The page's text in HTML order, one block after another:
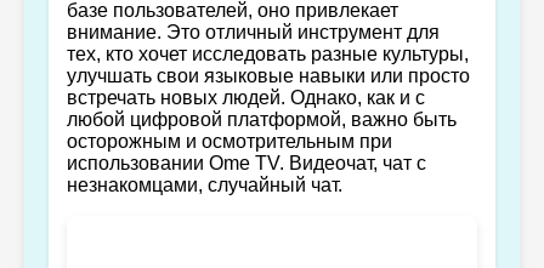
базе пользователей, оно привлекает
внимание. Это отличный инструмент для
тех, кто хочет исследовать разные культуры,
улучшать свои языковые навыки или просто
встречать новых людей. Однако, как и с
любой цифровой платформой, важно быть
осторожным и осмотрительным при
использовании Ome TV. Видеочат, чат с
незнакомцами, случайный чат.